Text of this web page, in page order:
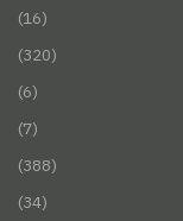
(16)
(320)
(6)
(7)
(388)
(34)